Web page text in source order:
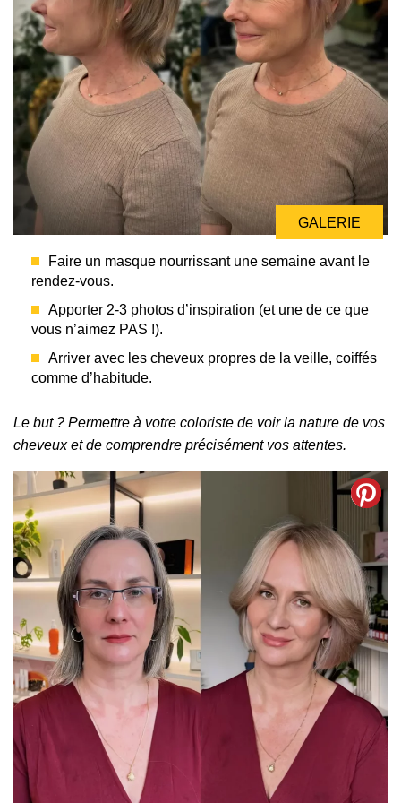
GALERIE
Faire un masque nourrissant une semaine avant le
rendez-vous.
Apporter 2-3 photos d’inspiration (et une de ce que
vous n’aimez PAS !).
Arriver avec les cheveux propres de la veille, coiffés
comme d’habitude.
Le but ? Permettre à votre coloriste de voir la nature de vos
cheveux et de comprendre précisément vos attentes.